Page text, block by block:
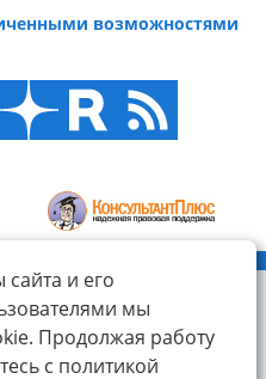
и его
мы
Продолжая работу
с политикой
возможностями